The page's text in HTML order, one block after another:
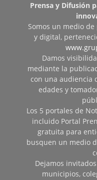
Prensa y Difusión
Somos un medio
y digital,
Damos
mediante la
con una audiencia
edades y
Los 5 portales de
incluido Portal
gratuita para
busquen un medio
Dejamos
municipios,